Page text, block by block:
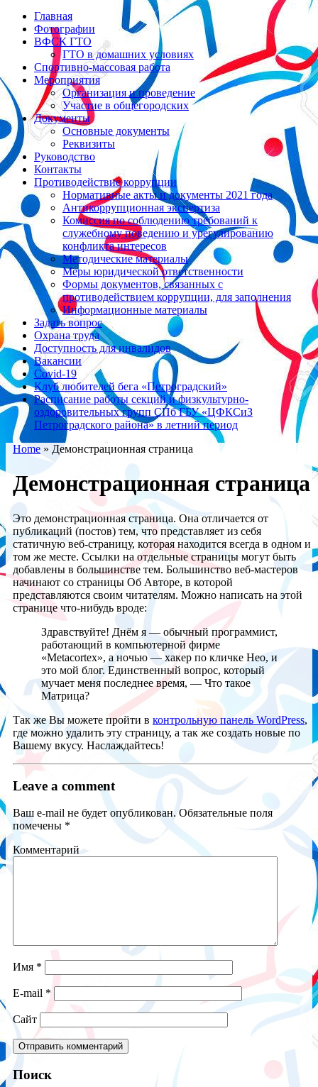
Главная
Фотографии
ВФСК ГТО
ГТО в домашних условиях
Спортивно-массовая работа
Мероприятия
Организация и проведение
Участие в общегородских
Документы
Основные документы
Реквизиты
Руководство
Контакты
Противодействие коррупции
Нормативные акты и документы 2021 года
Антикоррупционная экспертиза
Комиссия по соблюдению требований к
служебному поведению и урегулированию
конфликта интересов
Методические материалы
Меры юридической ответственности
Формы документов, связанных с
противодействием коррупции, для заполнения
Информационные материалы
Задать вопрос
Охрана труда
Доступность для инвалидов
Вакансии
Covid-19
Клуб любителей бега «Петроградский»
Расписание работы секций и физкультурно-
оздоровительных групп СПб ГБУ «ЦФКСиЗ
Петроградского района» в летний период
Home » Демонстрационная страница
Демонстрационная страница
Это демонстрационная страница. Она отличается от
публикаций (постов) тем, что представляет из себя
статичную веб-страницу, которая находится всегда в одном и
том же месте. Ссылки на отдельные страницы могут быть
добавлены в большинстве тем. Большинство веб-мастеров
начинают со страницы Об Авторе, в которой
представляются своим читателям. Можно написать на этой
странице что-нибудь вроде:
Здравствуйте! Днём я — обычный программист,
работающий в компьютерной фирме
«Metacortex», а ночью — хакер по кличке Нео, и
это мой блог. Единственный вопрос, который
мучает меня последнее время, — Что такое
Матрица?
Так же Вы можете пройти в контрольную панель WordPress,
где можно удалить эту страницу, а так же создать новые по
Вашему вкусу. Наслаждайтесь!
Leave a comment
Ваш e-mail не будет опубликован.Обязательные поля
помечены *
Комментарий
Имя *
E-mail *
Сайт
Поиск